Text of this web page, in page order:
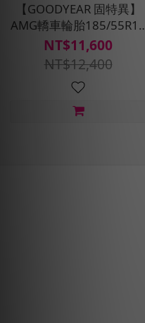
【GOODYEAR 固特異】
AMG轎車輪胎185/55R15
四入組(濕抓/耐用雙重保
護)含安裝定位平衡
NT$11,600
NT$12,400